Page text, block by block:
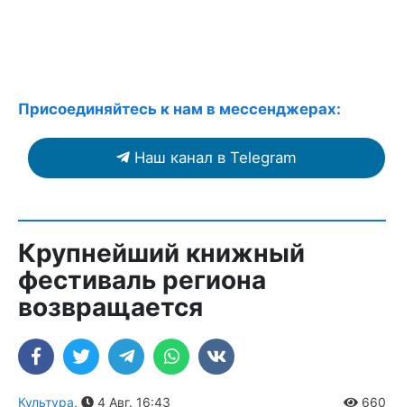
Присоединяйтесь к нам в мессенджерах:
Наш канал в Telegram
Крупнейший книжный
фестиваль региона
возвращается
Культура, 4 Авг. 16:43 660